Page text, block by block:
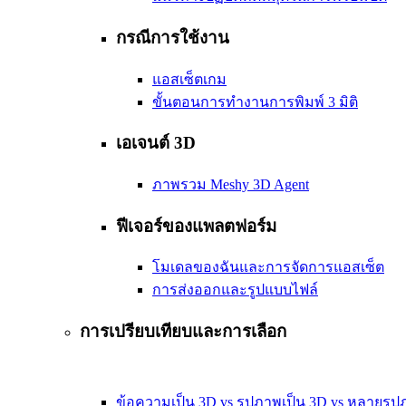
กรณีการใช้งาน
แอสเซ็ตเกม
ขั้นตอนการทำงานการพิมพ์ 3 มิติ
เอเจนต์ 3D
ภาพรวม Meshy 3D Agent
ฟีเจอร์ของแพลตฟอร์ม
โมเดลของฉันและการจัดการแอสเซ็ต
การส่งออกและรูปแบบไฟล์
การเปรียบเทียบและการเลือก
ข้อความเป็น 3D vs รูปภาพเป็น 3D vs หลายรูป